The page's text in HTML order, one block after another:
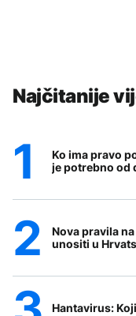
Najčitanije
Ko ima pravo
je potrebno od
Nova pravila
unositi u
Hantavirus: